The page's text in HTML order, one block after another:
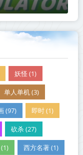
妖怪 (1)
单人单机 (3)
(97) 即时 (1)
砍杀 (27)
西方名著 (1)